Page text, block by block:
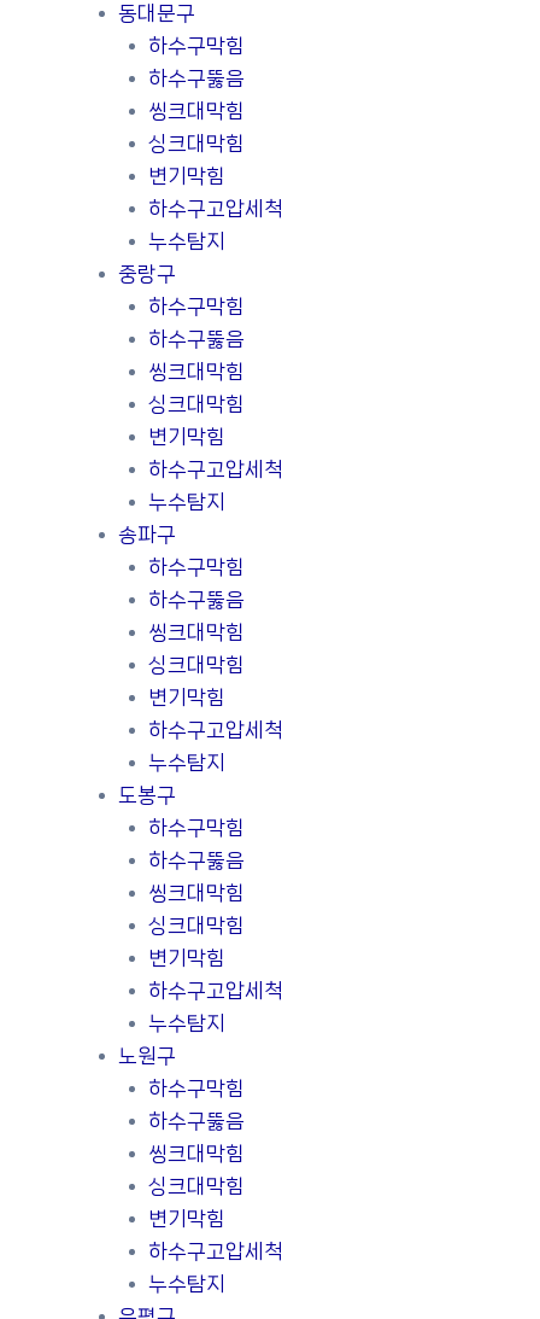
동대문구
하수구막힘
하수구뚫음
씽크대막힘
싱크대막힘
변기막힘
하수구고압세척
누수탐지
중랑구
하수구막힘
하수구뚫음
씽크대막힘
싱크대막힘
변기막힘
하수구고압세척
누수탐지
송파구
하수구막힘
하수구뚫음
씽크대막힘
싱크대막힘
변기막힘
하수구고압세척
누수탐지
도봉구
하수구막힘
하수구뚫음
씽크대막힘
싱크대막힘
변기막힘
하수구고압세척
누수탐지
노원구
하수구막힘
하수구뚫음
씽크대막힘
싱크대막힘
변기막힘
하수구고압세척
누수탐지